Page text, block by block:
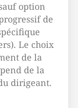
option
de
Le choix
de la
de la
dirigeant.